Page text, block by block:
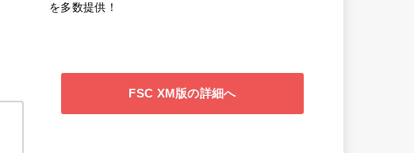
を多数提供！
FSC XM版の詳細へ